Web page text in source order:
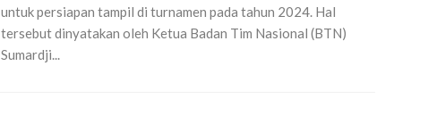
untuk persiapan tampil di turnamen pada tahun 2024. Hal
tersebut dinyatakan oleh Ketua Badan Tim Nasional (BTN)
Sumardji...